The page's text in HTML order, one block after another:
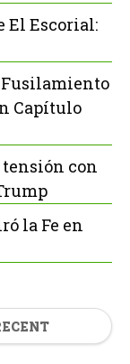
El Escorial:
Fusilamiento
Capítulo
tensión con
la Fe en